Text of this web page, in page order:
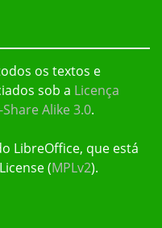
os textos e
sob a Licença
Alike 3.0.
LibreOffice, que está
(MPLv2).